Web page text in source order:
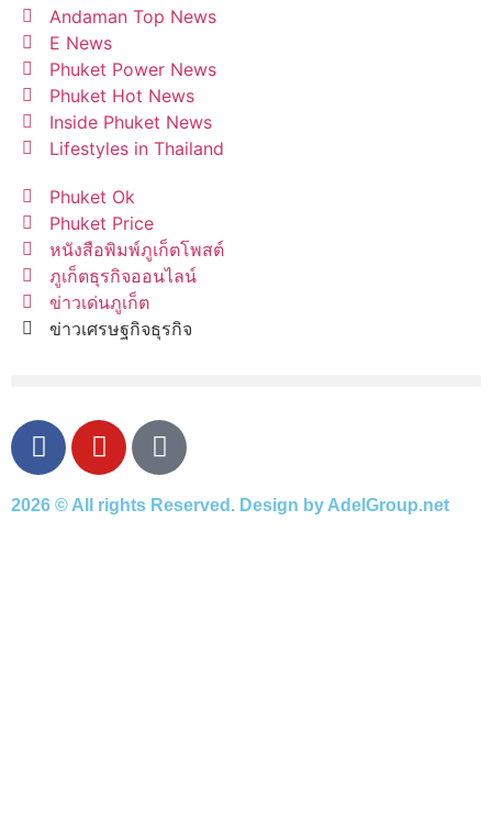
Andaman Top News
E News
Phuket Power News
Phuket Hot News
Inside Phuket News
Lifestyles in Thailand
Phuket Ok
Phuket Price
หนังสือพิมพ์ภูเก็ตโพสต์
ภูเก็ตธุรกิจออนไลน์
ข่าวเด่นภูเก็ต
ข่าวเศรษฐกิจธุรกิจ
2026 © All rights Reserved. Design by AdelGroup.net